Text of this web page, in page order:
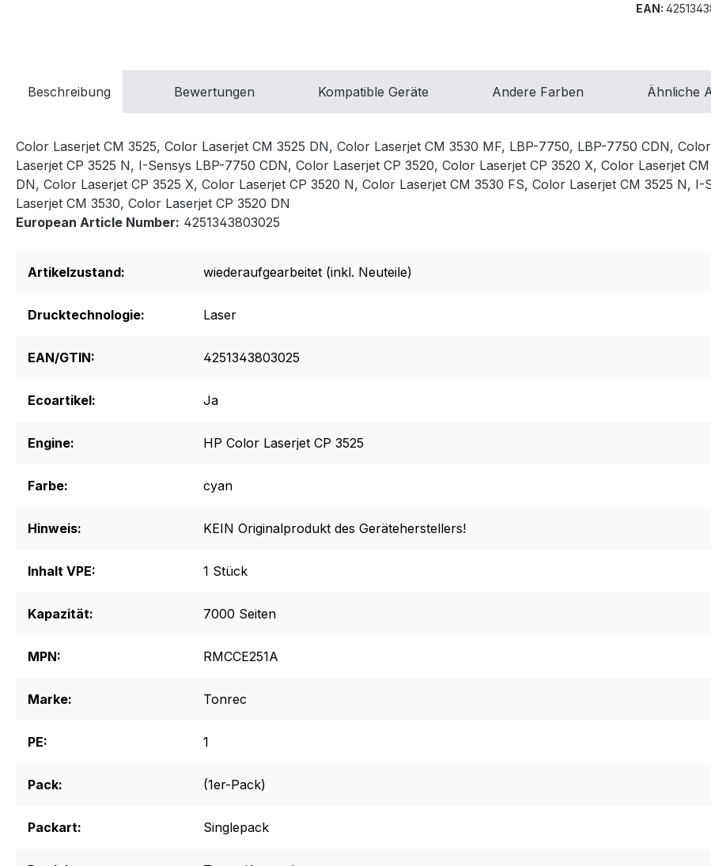
EAN:
Beschreibung Bewertungen Kompatible Geräte Andere Farben Ähnliche
Color Laserjet CM 3525, Color Laserjet CM 3525 DN, Color Laserjet CM 3530 MF, LBP-7750, LBP-7750 CDN,
Laserjet CP 3525 N, I-Sensys LBP-7750 CDN, Color Laserjet CP 3520, Color Laserjet CP 3520 X, Color Laserjet
DN, Color Laserjet CP 3525 X, Color Laserjet CP 3520 N, Color Laserjet CM 3530 FS, Color Laserjet CM 3525 N,
Laserjet CM 3530, Color Laserjet CP 3520 DN
European Article Number: 4251343803025
Artikelzustand: wiederaufgearbeitet (inkl. Neuteile)
Drucktechnologie: Laser
EAN/GTIN: 4251343803025
Ecoartikel: Ja
Engine: HP Color Laserjet CP 3525
Farbe: cyan
Hinweis: KEIN Originalprodukt des Geräteherstellers!
Inhalt VPE: 1 Stück
Kapazität: 7000 Seiten
MPN: RMCCE251A
Marke: Tonrec
PE: 1
Pack: (1er-Pack)
Packart: Singlepack